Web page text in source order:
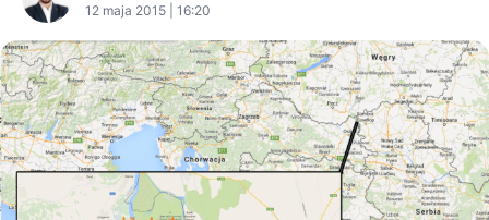
12 maja 2015 | 16:20